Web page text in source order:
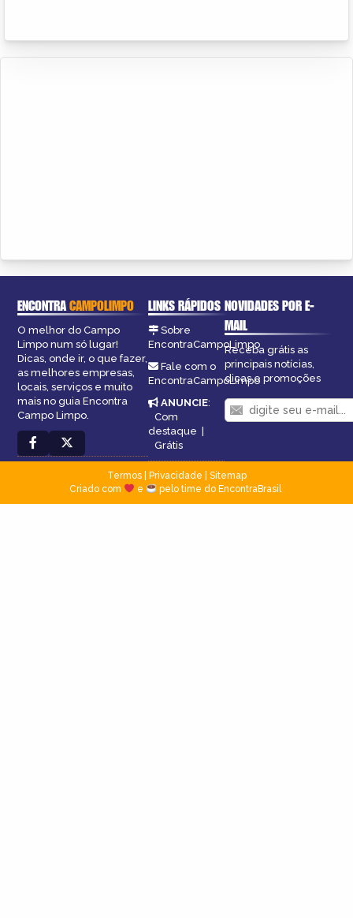
ENCONTRACAMPOLIMPO
O melhor do Campo
Limpo num só lugar!
Dicas, onde ir, o que fazer,
as melhores empresas,
locais, serviços e muito
mais no guia Encontra
Campo Limpo.
LINKS RÁPIDOS
Sobre
EncontraCampoLimpo
Fale com o
EncontraCampoLimpo
ANUNCIE:
Com
destaque |
Grátis
NOVIDADES POR E-
MAIL
Receba grátis as
principais notícias,
dicas e promoções
Termos| Privacidade
Sitemap
Criado com
e pelo time do EncontraBrasil